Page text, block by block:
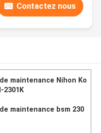
Contactez nous
maintenance Nihon Ko
2301K
maintenance bsm 230